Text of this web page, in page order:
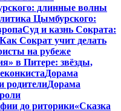
длинные волны
Цымбурского:
Суд и казнь Сократа:
Как Сократ учит делать
на рубеже
в Питере: звёзды,
Дорама
родителиДорама
до риторики«Сказка